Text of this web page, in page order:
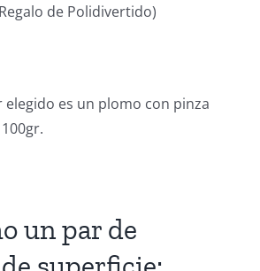
de Polidivertido)
es un plomo con pinza
un par de